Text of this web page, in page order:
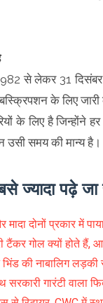
से लेकर 31
के लिए जारी
के लिए है जिन्‍होंने
उसी समय की मान्‍य है।
ज्यादा पढ़े जा
दोनों प्रकार में
गोल क्यों होते हैं,
की नाबालिग लड़की
गारंटी वाला